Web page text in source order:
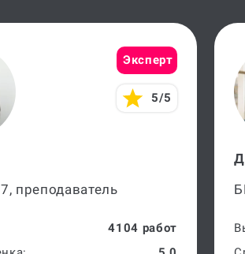
Эксперт
5/5
преподаватель
4104 работ